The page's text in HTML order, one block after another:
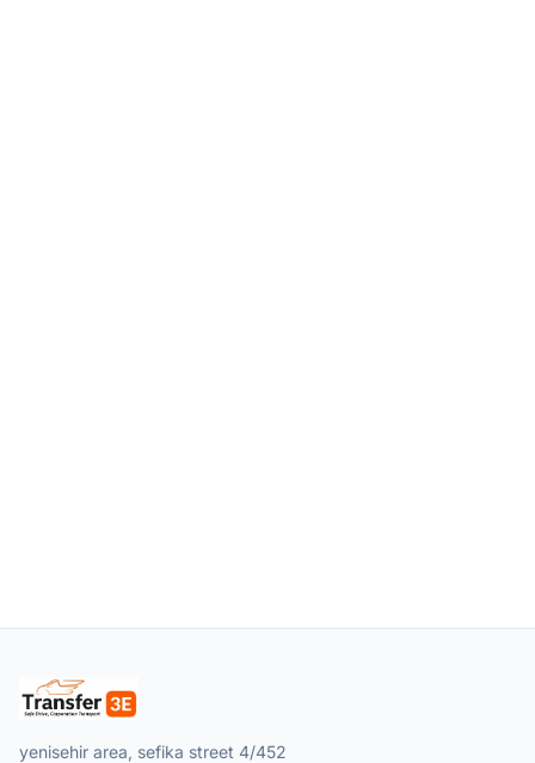
yenisehir area, sefika street 4/452